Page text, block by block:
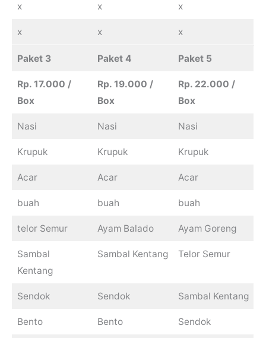
x x x
x x x
Paket 3 Paket 4 Paket 5
Rp. 17.000 /
Box
Rp. 19.000 /
Box
Rp. 22.000 /
Box
Nasi Nasi Nasi
Krupuk Krupuk Krupuk
Acar Acar Acar
buah buah buah
telor Semur Ayam Balado Ayam Goreng
Sambal
Kentang
Sambal Kentang Telor Semur
Sendok Sendok Sambal Kentang
Bento Bento Sendok